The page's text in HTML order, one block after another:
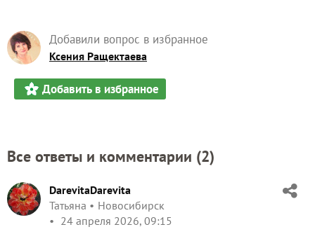
Добавили вопрос в избранное
Ксения Ращектаева
Добавить в избранное
Все ответы и комментарии (2)
DarevitaDarevita
Татьяна
Новосибирск
24 апреля 2026, 09:15